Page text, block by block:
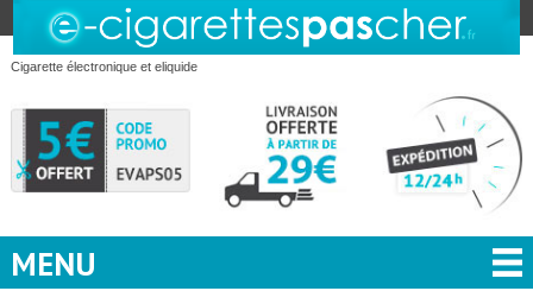
Cigarette électronique et eliquide
MENU